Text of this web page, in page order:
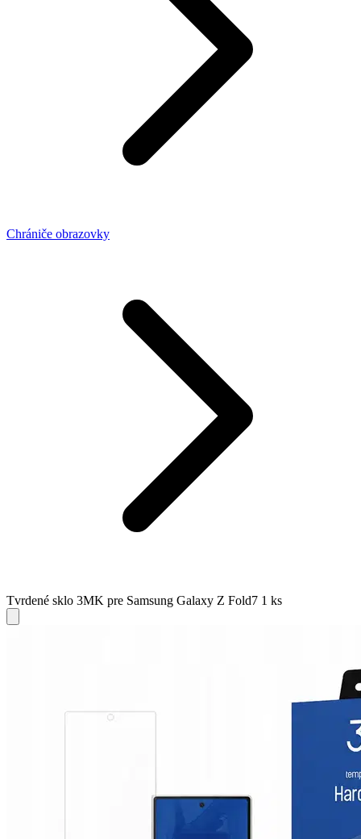
Chrániče obrazovky
Tvrdené sklo 3MK pre Samsung Galaxy Z Fold7 1 ks